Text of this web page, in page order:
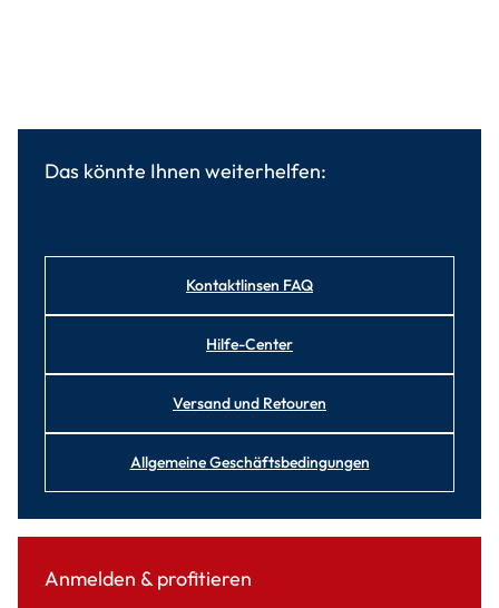
Das könnte Ihnen weiterhelfen:
Kontaktlinsen FAQ
Hilfe-Center
Versand und Retouren
Allgemeine Geschäftsbedingungen
Anmelden & profitieren